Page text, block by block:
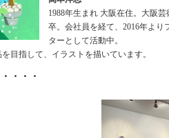
1988年生まれ 大阪在住。大阪
卒。会社員を経て、2016年より
ターとして活動中。
目指して、イラストを描いています。
・・・